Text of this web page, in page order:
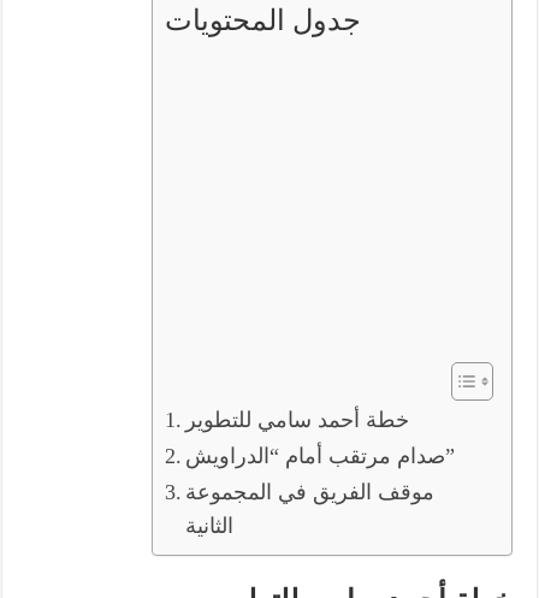
جدول المحتويات
خطة أحمد سامي للتطوير
صدام مرتقب أمام “الدراويش”
موقف الفريق في المجموعة
الثانية